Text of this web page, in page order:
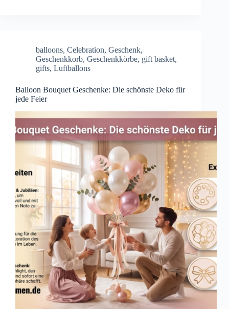
balloons, Celebration, Geschenk,
Geschenkkorb, Geschenkkörbe, gift basket,
gifts, Luftballons
Balloon Bouquet Geschenke: Die schönste Deko für
jede Feier